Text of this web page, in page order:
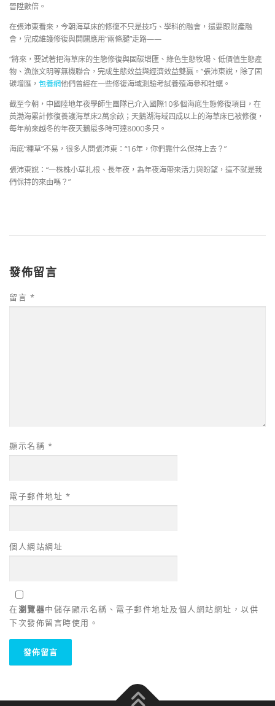
晉陞數倍。
在張沛東看來，今朝海草床的修復不只是技巧、學科的融會，還要跟財產融
會，完成維護修復與開闢應用“兩條腿”走路——
“將來，要試著把海草床的生態修復與固碳增匯、綠色生態牧場、低價值生態產
物、漁旅文明等無機聯合，完成生態效益與經濟效益雙贏。”張沛東說，除了固
碳增匯， 包養網他們曾經在一些修復海域測驗考試養殖海參和牡蠣。
截至今朝，中國陸地年夜學師生團隊已介入國際10多個海底生態修復項目，在
黃渤海累計修復養護海草床2萬余畝；天鵝湖海域四成以上的海草床已被修復，
每年前來越冬的年夜天鵝最多時可達8000多只。
海底“種草”不易，很多人問張沛東：“16年，你們靠什么保持上去？”
張沛東說：“一株株小草扎根、長年夜，為年夜海帶來活力與盼望，這不就是我
們保持的來由嗎？”
發佈留言
留言 *
顯示名稱 *
電子郵件地址 *
個人網站網址
在瀏覽器中儲存顯示名稱、電子郵件地址及個人網站網址，以供
下次發佈留言時使用。